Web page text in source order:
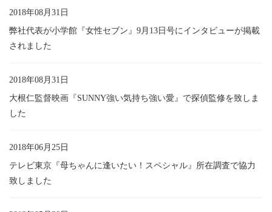
2018年08月31日
弊社代表が小学館『女性セブン』9月13日号にインタビューが掲載
されました
2018年08月31日
大根仁監督映画『SUNNY強い気持ち強い愛』で探偵監修を致しま
した
2018年06月25日
テレビ東京『母ちゃんに逢いたい！スペシャル』所在調査で協力
致しました